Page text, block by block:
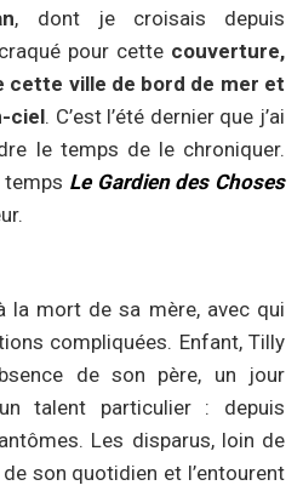
, dont je croisais depuis
pour cette couverture,
cette ville de bord de mer et
ciel. C’est l’été dernier que j’ai
le temps de le chroniquer.
temps Le Gardien des Choses
la mort de sa mère, avec qui
compliquées. Enfant, Tilly
de son père, un jour
talent particulier : depuis
Les disparus, loin de
son quotidien et l’entourent